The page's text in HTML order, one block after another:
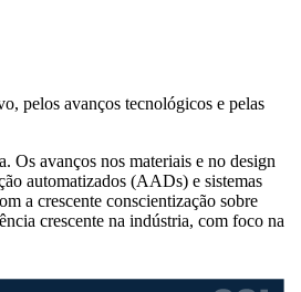
pelos avanços tecnológicos e pelas
Os avanços nos materiais e no design
automatizados (AADs) e sistemas
a crescente conscientização sobre
crescente na indústria, com foco na